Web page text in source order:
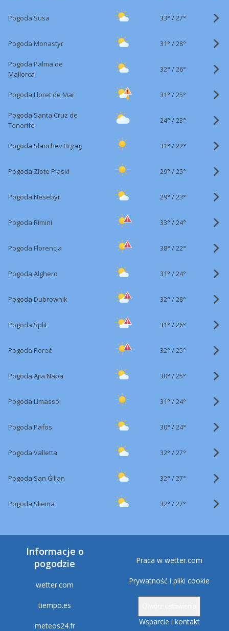
Pogoda Susa 33° /27°
Pogoda Monastyr 31° /28°
Pogoda Palma de
Mallorca
32° /26°
Pogoda Lloret de Mar 31° /25°
Pogoda Santa Cruz de
Tenerife
24° /23°
Pogoda Slanchev Bryag 31° /22°
Pogoda Złote Piaski 29° /25°
Pogoda Nesebyr 29° /23°
Pogoda Rimini 33° /24°
Pogoda Florencja 38° /22°
Pogoda Alghero 31° /24°
Pogoda Dubrownik 32° /28°
Pogoda Split 31° /26°
Pogoda Poreč 32° /25°
Pogoda Ajia Napa 30° /25°
Pogoda Limassol 31° /24°
Pogoda Pafos 30° /24°
Pogoda Valletta 32° /27°
Pogoda San Ġiljan 32° /27°
Pogoda Sliema 32° /27°
Informacje o
pogodzie
wetter.com
tiempo.es
meteos24.fr
Praca w wetter.com
Prywatność i pliki cookie
Wsparcie i kontakt